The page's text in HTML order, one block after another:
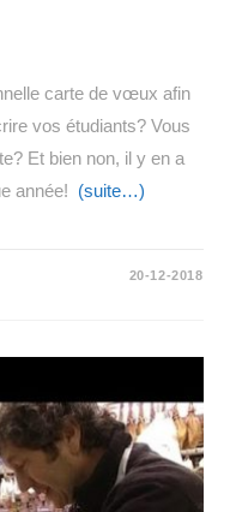
carte de vœux afin
vos étudiants? Vous
Et bien non, il y en a
année! (suite…)
20-12-2018